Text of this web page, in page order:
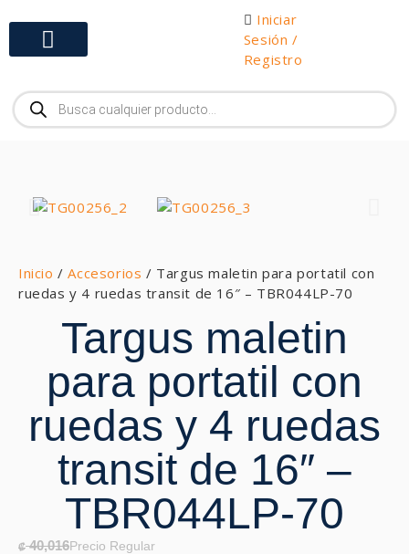
Iniciar
Sesión /
Registro
Inicio /Accesorios / Targus maletin para portatil con
ruedas y 4 ruedas transit de 16″ – TBR044LP-70
Targus maletin
para portatil con
ruedas y 4 ruedas
transit de 16″ –
TBR044LP-70
₡40,016